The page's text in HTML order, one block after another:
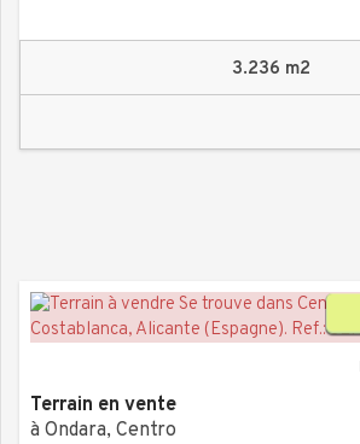
3.236 m2
Terrain en vente
à Ondara, Centro